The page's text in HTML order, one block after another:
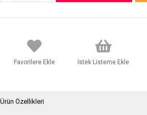
Favorilere Ekle İstek Listeme Ekle
Ürün Özellikleri